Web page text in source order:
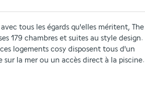
tous les égards qu'elles méritent, The
179 chambres et suites au style design.
logements cosy disposent tous d'un
la mer ou un accès direct à la piscine.